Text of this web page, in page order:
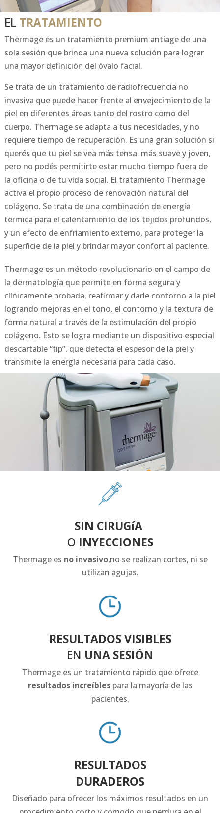
EL TRATAMIENTO
Thermage es un tratamiento premium antiage de una
sola sesión que brinda una nueva solución para lograr
una mayor definición del óvalo facial.
Se trata de un tratamiento de radiofrecuencia no
invasiva que puede hacer frente al envejecimiento de la
piel en diferentes áreas tanto del rostro como del
cuerpo. Thermage se adapta a tus necesidades, y no
requiere tiempo de recuperación. Es una gran solución si
querés que tu piel se vea más tensa, más suave y joven,
pero no podés permitirte estar mucho tiempo fuera de
la oficina o de tu vida social. El tratamiento Thermage
activa el propio proceso de renovación natural del
colágeno. Se trata de una combinación de energía
térmica para el calentamiento de los tejidos profundos,
y un efecto de enfriamiento externo, para proteger la
superficie de la piel y brindar mayor confort al paciente.
Thermage es un método revolucionario en el campo de
la dermatología que permite en forma segura y
clínicamente probada, reafirmar y darle contorno a la piel
logrando mejoras en el tono, el contorno y la textura de
forma natural a través de la estimulación del propio
colágeno. Esto se logra mediante un dispositivo especial
descartable “tip”, que detecta el espesor de la piel y
transmite la energía necesaria para cada caso.
SIN CIRUGíA
O INYECCIONES
Thermage es no invasivo,no se realizan cortes, ni se
utilizan agujas.
RESULTADOS VISIBLES
EN UNA SESIÓN
Thermage es un tratamiento rápido que ofrece
resultados increíblespara la mayoría de las
pacientes.
RESULTADOS
DURADEROS
Diseñado para ofrecer los máximos resultados en un